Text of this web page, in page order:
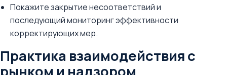
Покажите закрытие несоответствий и
последующий мониторинг эффективности
корректирующих мер.
Практика взаимодействия с
рынком и надзором